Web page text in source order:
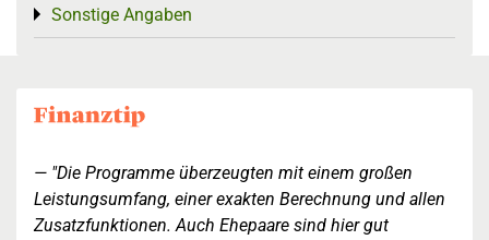
Sonstige Angaben
Toggle menu
"Die Programme überzeugten mit einem großen
Leistungsumfang, einer exakten Berechnung und allen
Zusatzfunktionen. Auch Ehepaare sind hier gut